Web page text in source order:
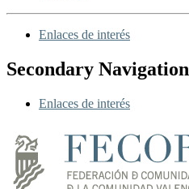
Enlaces de interés
Secondary Navigation
Enlaces de interés